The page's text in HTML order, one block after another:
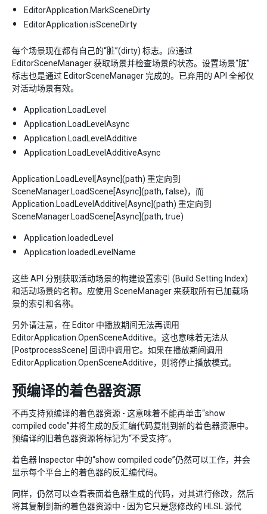
EditorApplication.MarkSceneDirty
EditorApplication.isSceneDirty
每个场景现在都有自己的“脏”(dirty) 标志。应通过
EditorSceneManager 获取场景并检查场景的状态。设置场景“脏”
标志也是通过 EditorSceneManager 完成的。已弃用的 API 全部仅
对活动场景有效。
Application.LoadLevel
Application.LoadLevelAsync
Application.LoadLevelAdditive
Application.LoadLevelAdditiveAsync
Application.LoadLevel[Async](path) 重定向到
SceneManager.LoadScene[Async](path, false)，而
Application.LoadLevelAdditive[Async](path) 重定向到
SceneManager.LoadScene[Async](path, true)
Application.loadedLevel
Application.loadedLevelName
这些 API 分别获取活动场景的构建设置索引 (Build Setting Index)
和活动场景的名称。应使用 SceneManager 来获取所有已加载场
景的索引和名称。
另外请注意，在 Editor 中播放期间无法再调用
EditorApplication.OpenSceneAdditive。这也意味着无法从
[PostprocessScene] 回调中调用它。如果在播放期间调用
EditorApplication.OpenSceneAdditive，则将停止播放模式。
预编译的着色器资源
不再支持预编译的着色器资源 - 这意味着不能再单击“show
compiled code”并将生成的反汇编代码复制到新的着色器资源中。
预编译的旧着色器资源将标记为“不受支持”。
着色器 Inspector 中的“show compiled code”仍然可以工作，并会
显示每个平台上的着色器的反汇编代码。
同样，仍然可以查看表面着色器生成的代码，对其进行修改，然后
将其复制到新的着色器资源中 - 因为它只是您修改的 HLSL 源代